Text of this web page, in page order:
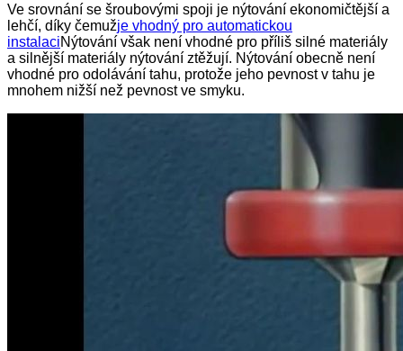
Ve srovnání se šroubovými spoji je nýtování ekonomičtější a
lehčí, díky čemužje vhodný pro automatickou
instalaciNýtování však není vhodné pro příliš silné materiály
a silnější materiály nýtování ztěžují. Nýtování obecně není
vhodné pro odolávání tahu, protože jeho pevnost v tahu je
mnohem nižší než pevnost ve smyku.